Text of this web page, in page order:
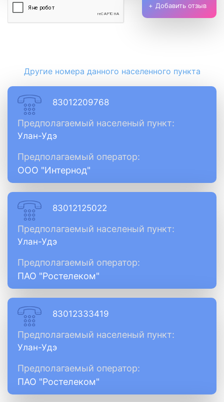
Добавить отзыв
Другие номера данного населенного пункта
83012209768
Предполагаемый населеный пункт:
Улан-Удэ
Предполагаемый оператор:
ООО "Интернод"
83012125022
Предполагаемый населеный пункт:
Улан-Удэ
Предполагаемый оператор:
ПАО "Ростелеком"
83012333419
Предполагаемый населеный пункт:
Улан-Удэ
Предполагаемый оператор:
ПАО "Ростелеком"